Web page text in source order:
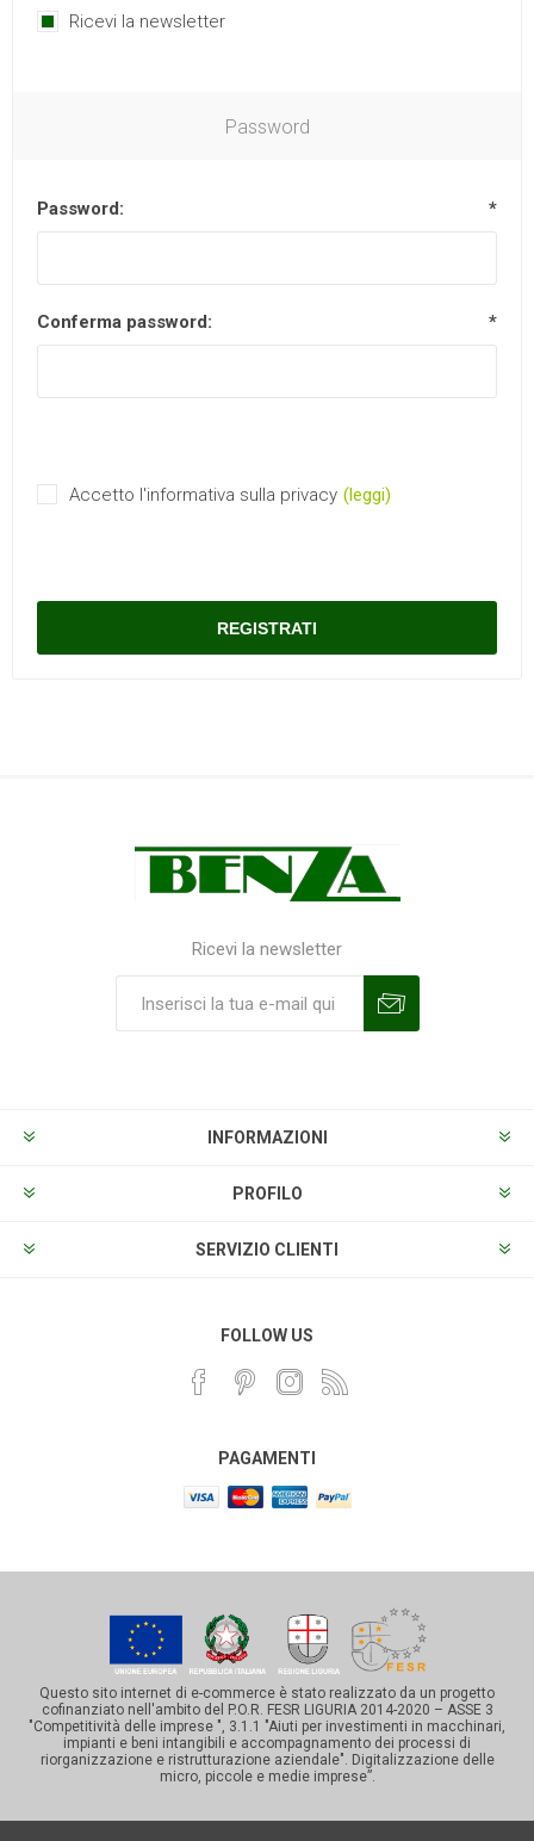
Ricevi la newsletter
Password
Password: *
Conferma password: *
Accetto l'informativa sulla privacy (leggi)
Ricevi la newsletter
INFORMAZIONI
PROFILO
SERVIZIO CLIENTI
FOLLOW US
PAGAMENTI
Questo sito internet di e-commerce è stato realizzato da un progetto
cofinanziato nell'ambito del P.O.R. FESR LIGURIA 2014-2020 – ASSE 3
"Competitività delle imprese ", 3.1.1 "Aiuti per investimenti in macchinari,
impianti e beni intangibili e accompagnamento dei processi di
riorganizzazione e ristrutturazione aziendale". Digitalizzazione delle
micro, piccole e medie imprese”.